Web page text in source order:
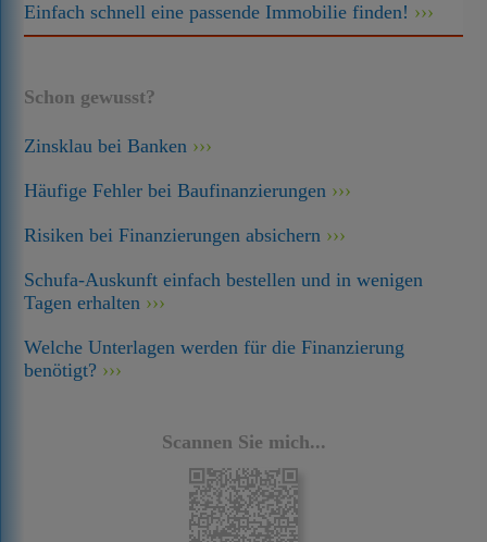
Einfach schnell eine passende Immobilie finden!
Schon gewusst?
Zinsklau bei Banken
Häufige Fehler bei Baufinanzierungen
Risiken bei Finanzierungen absichern
Schufa-Auskunft einfach bestellen und in wenigen
Tagen erhalten
Welche Unterlagen werden für die Finanzierung
benötigt?
Scannen Sie mich...